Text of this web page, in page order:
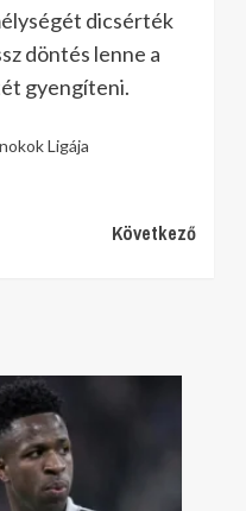
dicsérték
döntés lenne a
gyengíteni.
Ligája
Következő